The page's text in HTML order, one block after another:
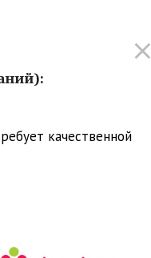
качественной